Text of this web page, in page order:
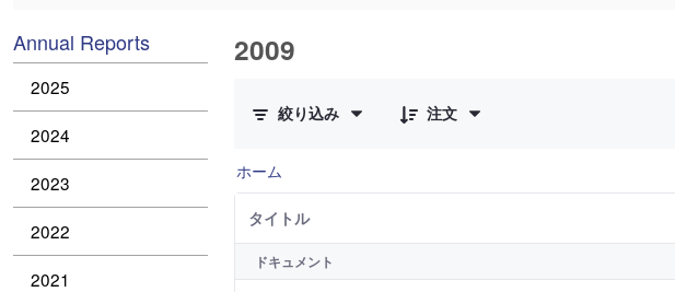
Annual Reports
2025
2024
2023
2022
2021
2009
絞り込み
注文
ホーム
タイトル
ドキュメント